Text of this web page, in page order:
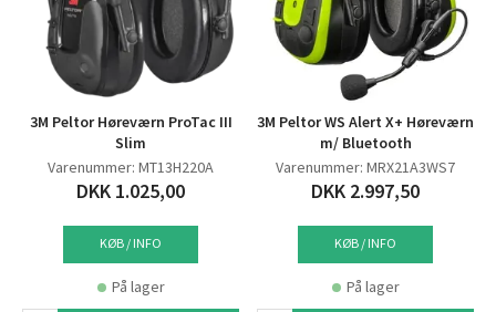
3M Peltor Høreværn ProTac III
Slim
Varenummer: MT13H220A
DKK 1.025,00
KØB / INFO
På lager
3M Peltor WS Alert X+ Høreværn
m/ Bluetooth
Varenummer: MRX21A3WS7
DKK 2.997,50
KØB / INFO
På lager